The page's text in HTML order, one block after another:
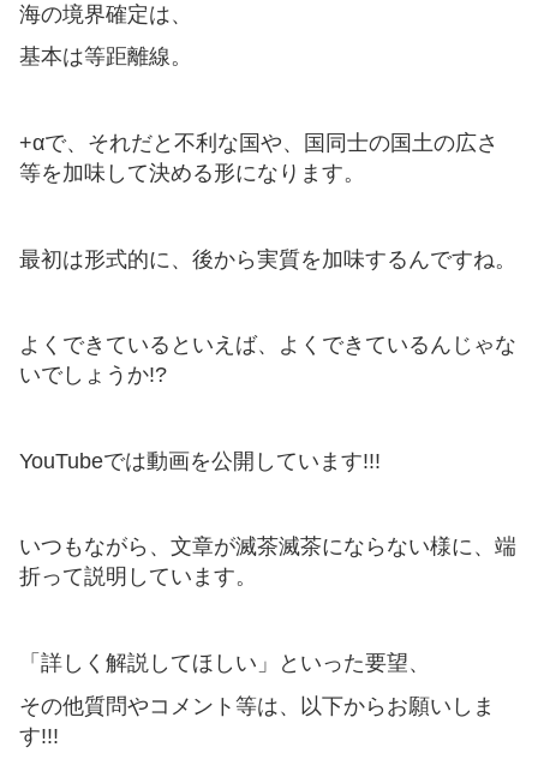
海の境界確定は、
基本は等距離線。
+αで、それだと不利な国や、国同士の国土の広さ
等を加味して決める形になります。
最初は形式的に、後から実質を加味するんですね。
よくできているといえば、よくできているんじゃな
いでしょうか!?
YouTubeでは動画を公開しています!!!
いつもながら、文章が滅茶滅茶にならない様に、端
折って説明しています。
「詳しく解説してほしい」といった要望、
その他質問やコメント等は、以下からお願いしま
す!!!